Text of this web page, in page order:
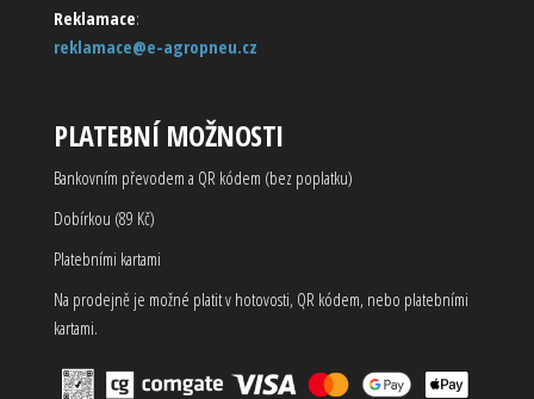
Reklamace:
reklamace@e-agropneu.cz
PLATEBNÍ MOŽNOSTI
Bankovním převodem a QR kódem (bez poplatku)
Dobírkou (89 Kč)
Platebními kartami
Na prodejně je možné platit v hotovosti, QR kódem, nebo platebními
kartami.